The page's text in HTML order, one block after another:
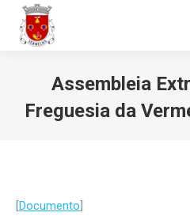
Assembleia
Freguesia da
[Documento]